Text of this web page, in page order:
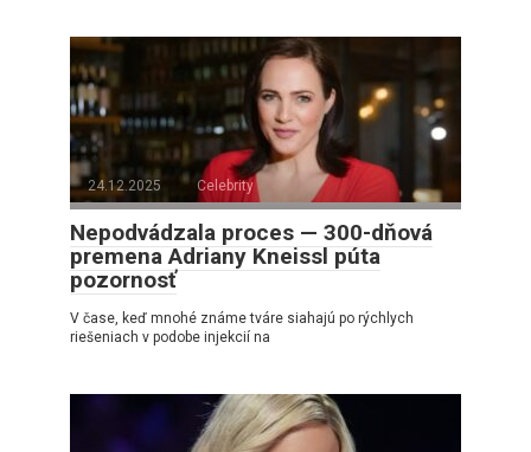
24.12.2025 Celebrity
Nepodvádzala proces — 300-dňová
premena Adriany Kneissl púta
pozornosť
V čase, keď mnohé známe tváre siahajú po rýchlych
riešeniach v podobe injekcií na